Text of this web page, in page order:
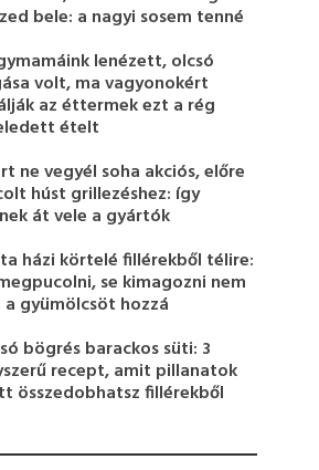
bele: a nagyi sosem tenné
lenézett, olcsó
volt, ma vagyonokért
az éttermek ezt a rég
ételt
ne vegyél soha akciós, előre
húst grillezéshez: így
át vele a gyártók
házi körtelé fillérekből télire:
se kimagozni nem
a gyümölcsöt hozzá
bögrés barackos süti: 3
recept, amit pillanatok
összedobhatsz fillérekből